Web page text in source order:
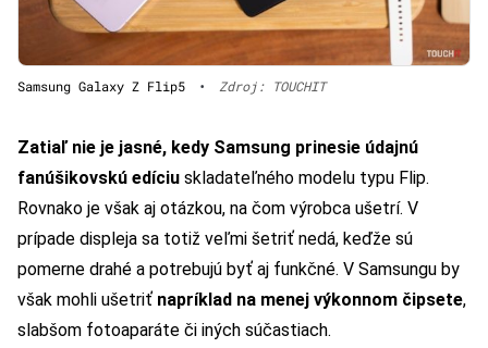
Samsung Galaxy Z Flip5 • Zdroj: TOUCHIT
Zatiaľ nie je jasné, kedy Samsung prinesie údajnú
fanúšikovskú edíciu skladateľného modelu typu Flip.
Rovnako je však aj otázkou, na čom výrobca ušetrí. V
prípade displeja sa totiž veľmi šetriť nedá, keďže sú
pomerne drahé a potrebujú byť aj funkčné. V Samsungu by
však mohli ušetriť napríklad na menej výkonnom čipsete,
slabšom fotoaparáte či iných súčastiach.